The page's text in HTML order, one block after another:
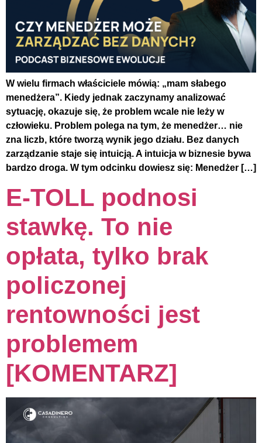
W wielu firmach właściciele mówią: „mam słabego
menedżera”. Kiedy jednak zaczynamy analizować
sytuację, okazuje się, że problem wcale nie leży w
człowieku. Problem polega na tym, że menedżer… nie
zna liczb, które tworzą wynik jego działu. Bez danych
zarządzanie staje się intuicją. A intuicja w biznesie bywa
bardzo droga. W tym odcinku dowiesz się: Menedżer […]
E-TOLL podnosi
stawkę. To nie
opłata, tylko brak
policzonej
rentowności jest
problemem
[KOMENTARZ]